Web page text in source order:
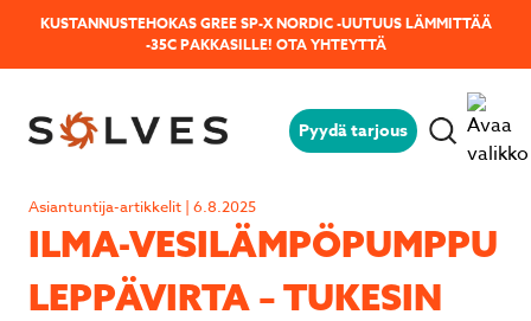
KUSTANNUSTEHOKAS GREE SP-X NORDIC -UUTUUS LÄMMITTÄÄ
-35C PAKKASILLE! OTA YHTEYTTÄ
Pyydä tarjous
Asiantuntija-artikkelit | 6.8.2025
ILMA-VE­SI­LÄM­PÖ­PUMP­PU
LEPPÄVIRTA – TUKESIN
Jäikö sinulla kysyttävää?
Lähetä kysymyksesi helposti tämän
lomakkeen avulla niin vastaamme sinulle
mahdollisimman pian!